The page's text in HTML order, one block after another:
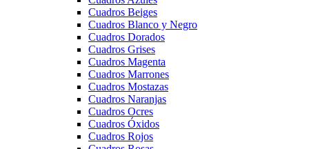
Cuadros Beiges
Cuadros Blanco y Negro
Cuadros Dorados
Cuadros Grises
Cuadros Magenta
Cuadros Marrones
Cuadros Mostazas
Cuadros Naranjas
Cuadros Ocres
Cuadros Óxidos
Cuadros Rojos